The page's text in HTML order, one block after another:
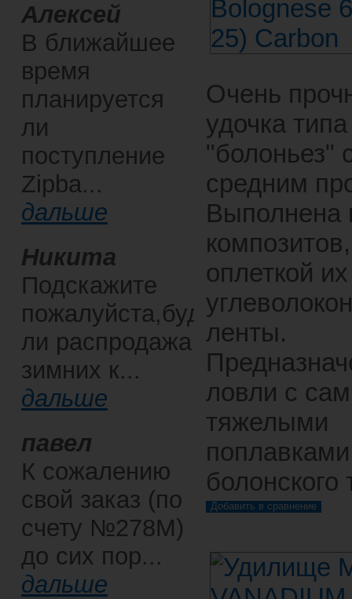
Алексей
В ближайшее
время
планируется
ли
поступление
Zipba...
дальше
Никита
Подскажите
пожалуйста,будет
ли распродажа
зимних к...
дальше
павел
К сожалению
свой заказ (по
счету №278М)
до сих пор...
дальше
Очень
удочка типа
"болоньез"
средним
Выполнена
оплеткой их
ленты.
ловли с
тяжелыми
поплавками
болонского